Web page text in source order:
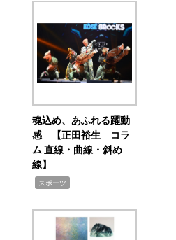
魂込め、あふれる躍動
感 【正田裕生 コラ
ム 直線・曲線・斜め
線】
スポーツ